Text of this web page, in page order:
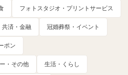
フォトスタジオ・プリントサービス
共済・金融 冠婚葬祭・イベント
ポン
・その他 生活・くらし